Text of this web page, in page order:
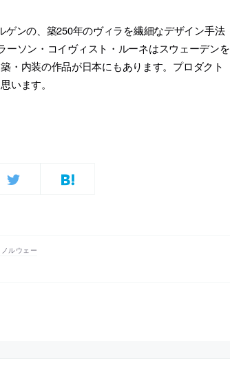
ゲンの、築250年のヴィラを繊細なデザイン手法
ーソン・コイヴィスト・ルーネはスウェーデンを
・内装の作品が日本にもあります。プロダクト
います。
ノルウェー